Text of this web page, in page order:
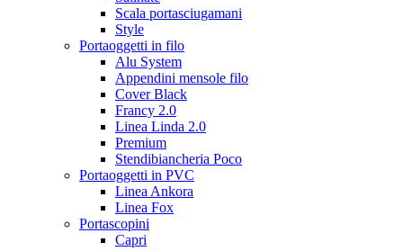
Scala portasciugamani
Style
Portaoggetti in filo
Alu System
Appendini mensole filo
Cover Black
Francy 2.0
Linea Linda 2.0
Premium
Stendibiancheria Poco
Portaoggetti in PVC
Linea Ankora
Linea Fox
Portascopini
Capri